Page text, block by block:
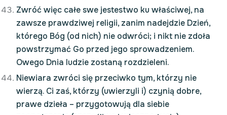
Zwróć więc całe swe jestestwo ku właściwej, na
zawsze prawdziwej religii, zanim nadejdzie Dzień,
którego Bóg (od nich) nie odwróci; i nikt nie zdoła
powstrzymać Go przed jego sprowadzeniem.
Owego Dnia ludzie zostaną rozdzieleni.
Niewiara zwróci się przeciwko tym, którzy nie
wierzą. Ci zaś, którzy (uwierzyli i) czynią dobre,
prawe dzieła – przygotowują dla siebie